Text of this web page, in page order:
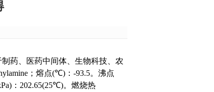
药、医药中间体、生物科技、农
；熔点(℃) ： -93.5。沸点
： 202.65(25℃)。燃烧热